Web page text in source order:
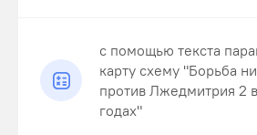
с помощью текста
карту схему "Борьба
против Лжедмитрия 2
годах"